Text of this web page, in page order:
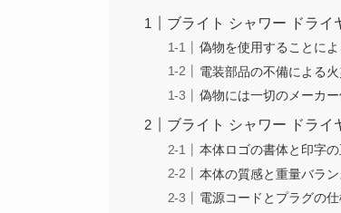
ブライト シャワー ドライ
偽物を使用することに
電装部品の不備による
偽物には一切のメーカ
ブライト シャワー ドライ
本体ロゴの書体と印字の
本体の質感と重量バラ
電源コードとプラグの